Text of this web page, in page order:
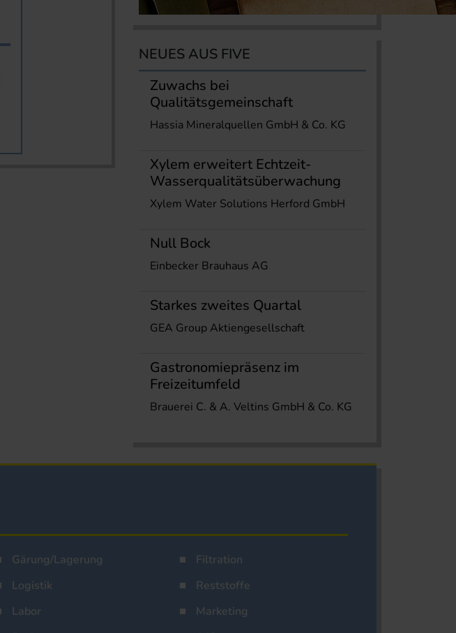
NEUES AUS FIVE
Zuwachs bei
Qualitätsgemeinschaft
Hassia Mineralquellen GmbH & Co. KG
Xylem erweitert Echtzeit-
Wasserqualitätsüberwachung
Xylem Water Solutions Herford GmbH
Null Bock
Einbecker Brauhaus AG
Starkes zweites Quartal
GEA Group Aktiengesellschaft
Gastronomiepräsenz im
Freizeitumfeld
Brauerei C. & A. Veltins GmbH & Co. KG
Gärung/Lagerung
Filtration
Logistik
Reststoffe
Labor
Marketing